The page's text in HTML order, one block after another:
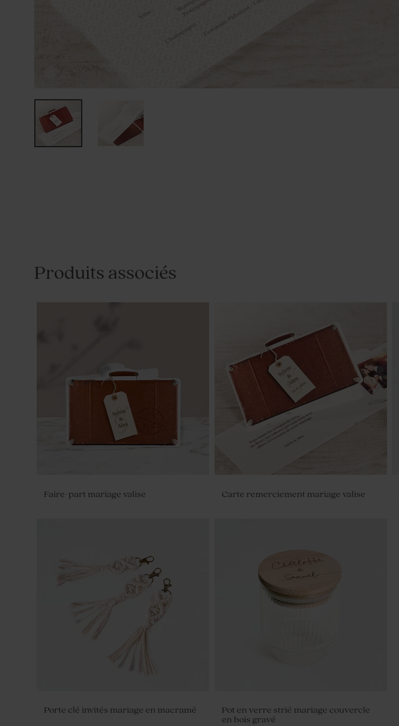
Produits associés
Faire-part mariage valise Carte remerciement mariage valise
Porte clé invités mariage en macramé
Pot en verre strié mariage couvercle
en bois gravé